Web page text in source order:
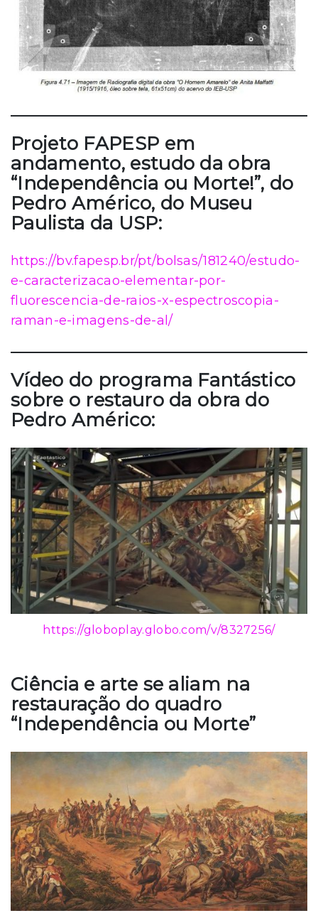
Projeto FAPESP em
andamento, estudo da obra
“Independência ou Morte!”, do
Pedro Américo, do Museu
Paulista da USP:
https://bv.fapesp.br/pt/bolsas/181240/estudo-
e-caracterizacao-elementar-por-
fluorescencia-de-raios-x-espectroscopia-
raman-e-imagens-de-al/
Vídeo do programa Fantástico
sobre o restauro da obra do
Pedro Américo:
https://globoplay.globo.com/v/8327256/
Ciência e arte se aliam na
restauração do quadro
“Independência ou Morte”